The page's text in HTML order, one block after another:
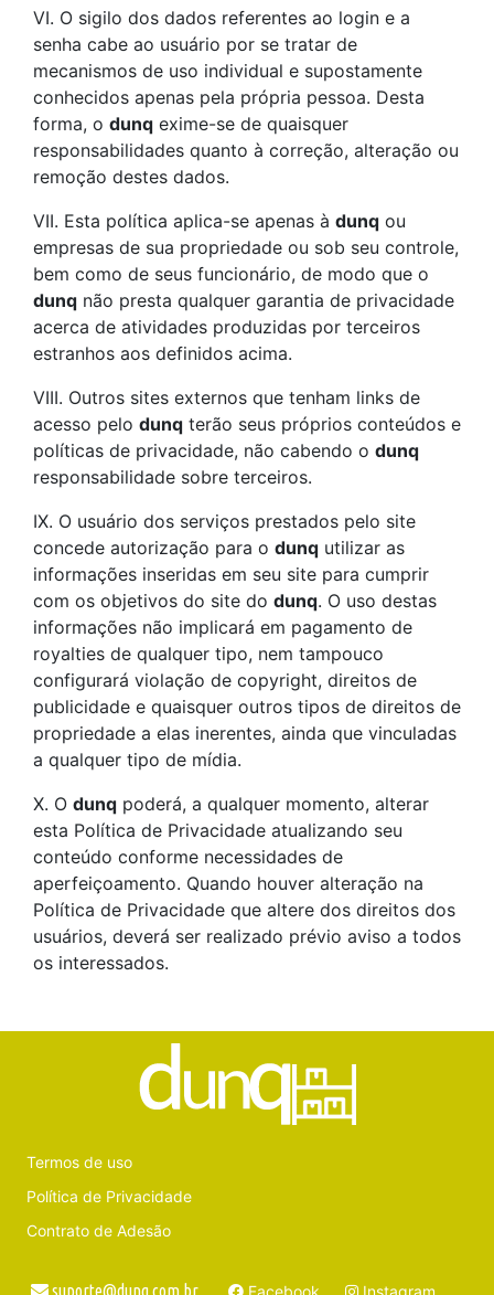
VI. O sigilo dos dados referentes ao login e a
senha cabe ao usuário por se tratar de
mecanismos de uso individual e supostamente
conhecidos apenas pela própria pessoa. Desta
forma, o dunq exime-se de quaisquer
responsabilidades quanto à correção, alteração ou
remoção destes dados.
VII. Esta política aplica-se apenas à dunq ou
empresas de sua propriedade ou sob seu controle,
bem como de seus funcionário, de modo que o
dunq não presta qualquer garantia de privacidade
acerca de atividades produzidas por terceiros
estranhos aos definidos acima.
VIII. Outros sites externos que tenham links de
acesso pelo dunq terão seus próprios conteúdos e
políticas de privacidade, não cabendo o dunq
responsabilidade sobre terceiros.
IX. O usuário dos serviços prestados pelo site
concede autorização para o dunq utilizar as
informações inseridas em seu site para cumprir
com os objetivos do site do dunq. O uso destas
informações não implicará em pagamento de
royalties de qualquer tipo, nem tampouco
configurará violação de copyright, direitos de
publicidade e quaisquer outros tipos de direitos de
propriedade a elas inerentes, ainda que vinculadas
a qualquer tipo de mídia.
X. O dunq poderá, a qualquer momento, alterar
esta Política de Privacidade atualizando seu
conteúdo conforme necessidades de
aperfeiçoamento. Quando houver alteração na
Política de Privacidade que altere dos direitos dos
usuários, deverá ser realizado prévio aviso a todos
os interessados.
Termos de uso
Política de Privacidade
Contrato de Adesão
Facebook Instagram